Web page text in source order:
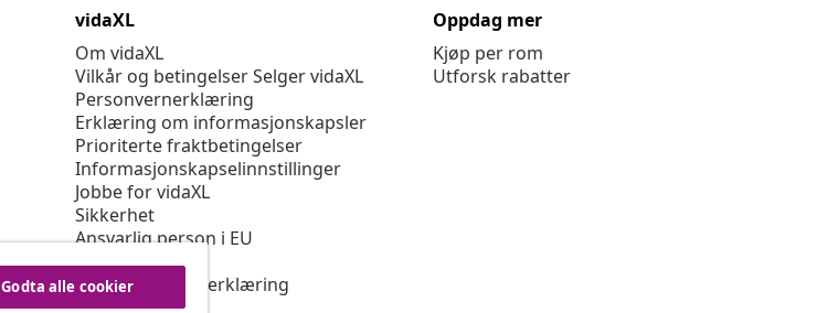
vidaXL
Om vidaXL
Vilkår og betingelser Selger vidaXL
Personvernerklæring
Erklæring om informasjonskapsler
Prioriterte fraktbetingelser
Informasjonskapselinnstillinger
Jobbe for vidaXL
Sikkerhet
Ansvarlig person i EU
Politikken EPR
Tilgjengelighetserklæring
Oppdag mer
Kjøp per rom
Utforsk rabatter
Godta alle cookier